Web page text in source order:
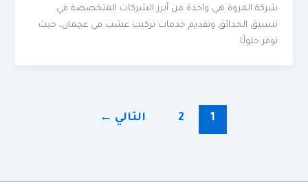
شركة المروة هي واحدة من أبرز الشركات المتخصصة في
تنسيق الحدائق وتقديم خدمات تركيب عشب في عجمان، حيث
توفر حلولًا
1
2 التالي ←